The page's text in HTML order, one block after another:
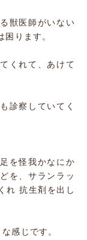
獣医師がいない
ります。
くれて、あけて
診察していてく
を怪我かなにか
を、サランラッ
れ 抗生剤を出し
感じです。